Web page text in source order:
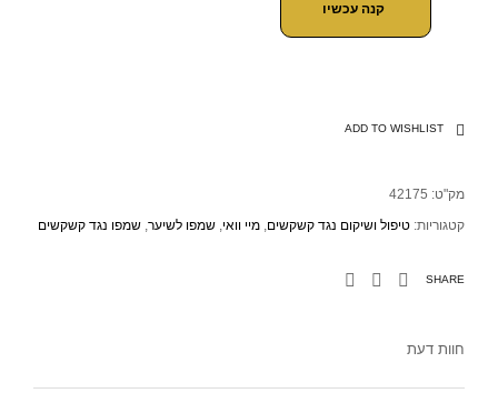
קנה עכשיו
ADD TO WISHLIST
מק"ט: 42175
קטגוריות: טיפול ושיקום נגד קשקשים, מיי וואי, שמפו לשיער, שמפו נגד קשקשים
SHARE
חוות דעת